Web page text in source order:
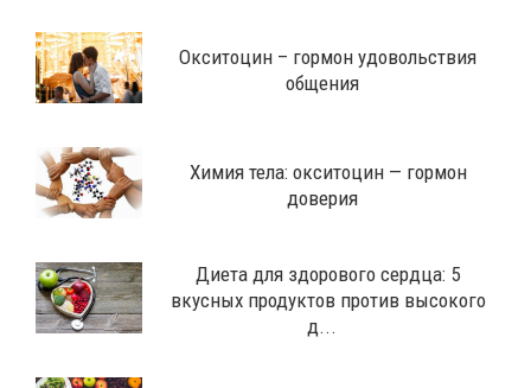
Окситоцин – гормон удовольствия
общения
Химия тела: окситоцин — гормон
доверия
Диета для здорового сердца: 5
вкусных продуктов против высокого
д...